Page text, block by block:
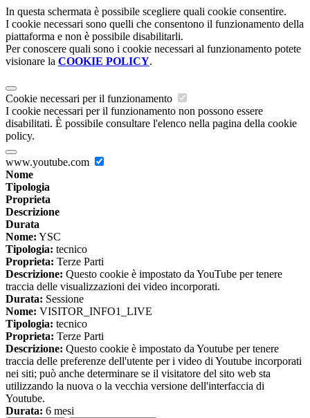
In questa schermata è possibile scegliere quali cookie consentire.
I cookie necessari sono quelli che consentono il funzionamento della
piattaforma e non è possibile disabilitarli.
Per conoscere quali sono i cookie necessari al funzionamento potete
visionare la COOKIE POLICY.
Cookie necessari per il funzionamento
I cookie necessari per il funzionamento non possono essere
disabilitati. È possibile consultare l'elenco nella pagina della cookie
policy.
www.youtube.com
Nome
Tipologia
Proprieta
Descrizione
Durata
Nome: YSC
Tipologia: tecnico
Proprieta: Terze Parti
Descrizione: Questo cookie è impostato da YouTube per tenere
traccia delle visualizzazioni dei video incorporati.
Durata: Sessione
Nome: VISITOR_INFO1_LIVE
Tipologia: tecnico
Proprieta: Terze Parti
Descrizione: Questo cookie è impostato da Youtube per tenere
traccia delle preferenze dell'utente per i video di Youtube incorporati
nei siti; può anche determinare se il visitatore del sito web sta
utilizzando la nuova o la vecchia versione dell'interfaccia di
Youtube.
Durata: 6 mesi